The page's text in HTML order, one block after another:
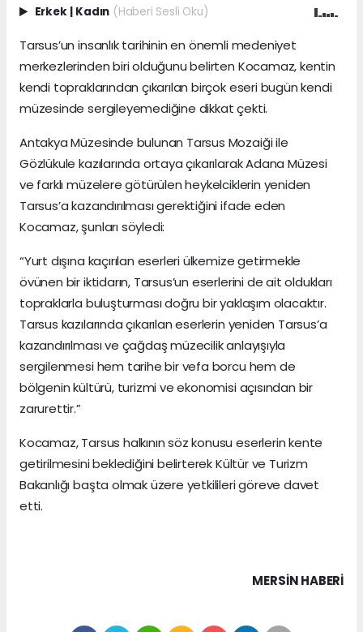
Erkek | Kadın (Haberi Sesli Oku)
Tarsus’un insanlık tarihinin en önemli medeniyet
merkezlerinden biri olduğunu belirten Kocamaz, kentin
kendi topraklarından çıkarılan birçok eseri bugün kendi
müzesinde sergileyemediğine dikkat çekti.
Antakya Müzesinde bulunan Tarsus Mozaiği ile
Gözlükule kazılarında ortaya çıkarılarak Adana Müzesi
ve farklı müzelere götürülen heykelciklerin yeniden
Tarsus’a kazandırılması gerektiğini ifade eden
Kocamaz, şunları söyledi:
“Yurt dışına kaçırılan eserleri ülkemize getirmekle
övünen bir iktidarın, Tarsus’un eserlerini de ait oldukları
topraklarla buluşturması doğru bir yaklaşım olacaktır.
Tarsus kazılarında çıkarılan eserlerin yeniden Tarsus’a
kazandırılması ve çağdaş müzecilik anlayışıyla
sergilenmesi hem tarihe bir vefa borcu hem de
bölgenin kültürü, turizmi ve ekonomisi açısından bir
zarurettir.”
Kocamaz, Tarsus halkının söz konusu eserlerin kente
getirilmesini beklediğini belirterek Kültür ve Turizm
Bakanlığı başta olmak üzere yetkilileri göreve davet
etti.
MERSIN HABERİ